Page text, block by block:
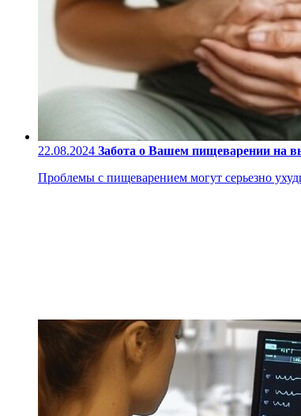
22.08.2024 Забота о Вашем пищеварении на
Проблемы с пищеварением могут серьезно